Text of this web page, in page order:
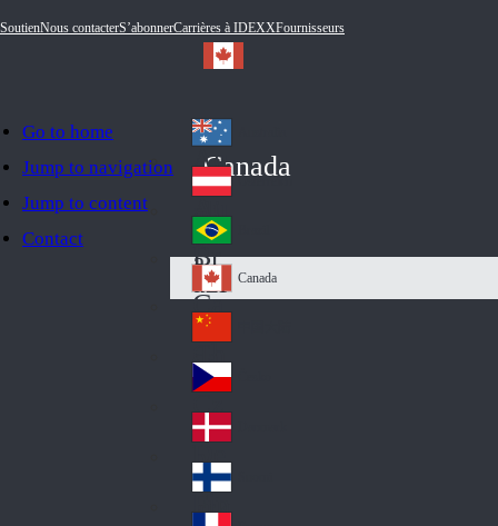
Go to home
Jump to navigation
Jump to content
Contact
SoutienNous contacterS’abonnerCarrières à IDEXXFournisseurs
Canada
Au
str
ali
a
Au
stri
a
Br
azi
l
Ca
na
da
Canada
Ch
ina
Cz
ec
h
De
nm
ark
Fin